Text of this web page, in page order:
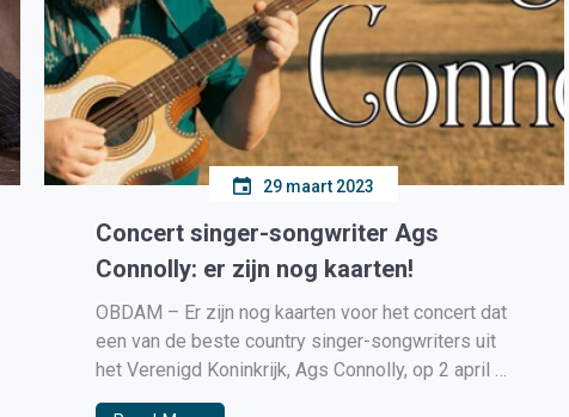
29 maart 2023
Concert singer-songwriter Ags
Connolly: er zijn nog kaarten!
OBDAM – Er zijn nog kaarten voor het concert dat
een van de beste country singer-songwriters uit
het Verenigd Koninkrijk, Ags Connolly, op 2 april in
Sociaal-Cultureel Centrum De Brink aan de